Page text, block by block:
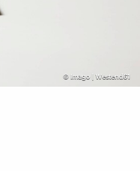
© Imago | Westend61